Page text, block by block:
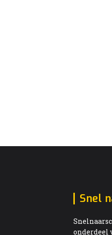
Snel
onderdeel